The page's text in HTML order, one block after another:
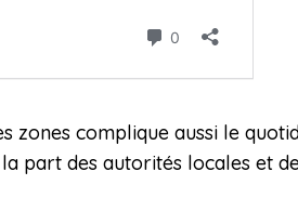
complique aussi le
part des autorités locales et